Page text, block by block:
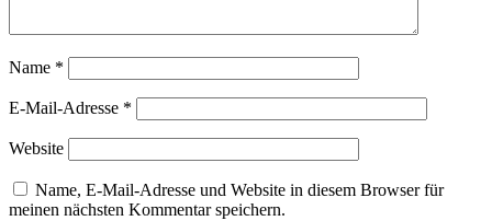
Name *
E-Mail-Adresse *
Website
Name, E-Mail-Adresse und Website in diesem Browser für
meinen nächsten Kommentar speichern.